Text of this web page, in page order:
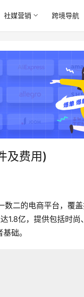
社媒营销 跨境导航
及费用)
二的电商平台，覆
1.8亿，提供包括时
础。